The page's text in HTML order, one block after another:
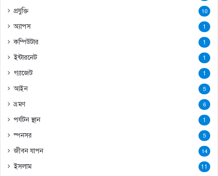
প্রযুক্তি 10
অ্যাপস 1
কম্পিউটার 1
ইন্টারনেট 1
গ্যাজেট 1
আইন 5
ভ্রমণ 6
পর্যটন স্থান 1
স্পনসর 5
জীবন যাপন 14
ইসলাম 11